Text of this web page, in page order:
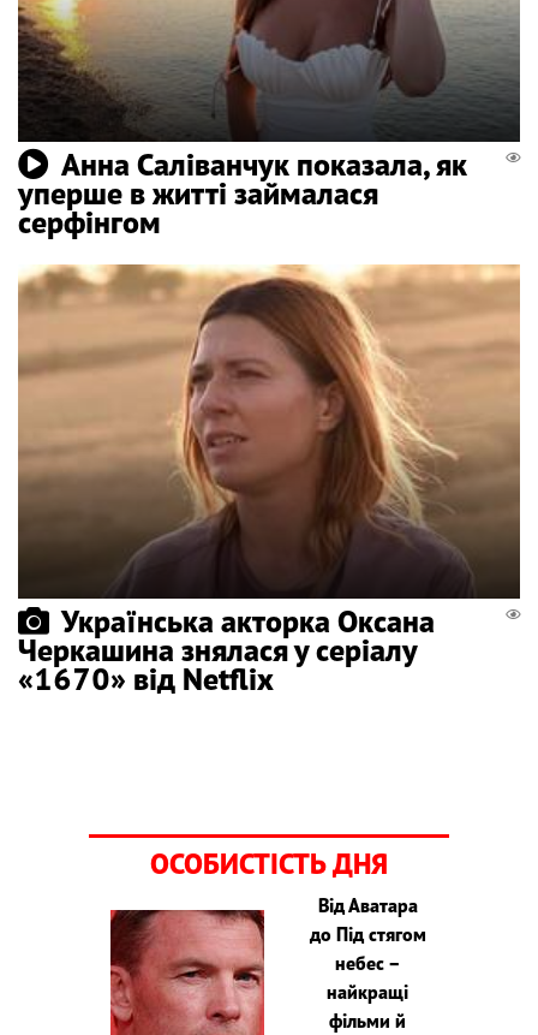
Анна Саліванчук показала, як
уперше в житті займалася
серфінгом
Українська акторка Оксана
Черкашина знялася у серіалу
«1670» від Netflix
ОСОБИСТІСТЬ ДНЯ
Від Аватара
до Під стягом
небес –
найкращі
фільми й